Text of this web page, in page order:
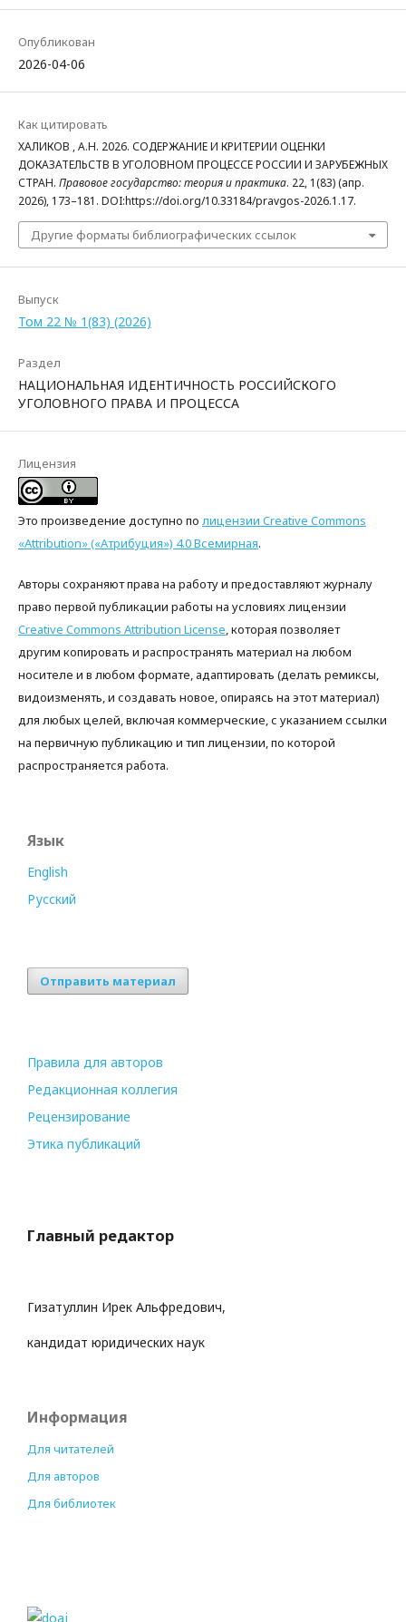
Опубликован
2026-04-06
Как цитировать
ХАЛИКОВ , А.Н. 2026. СОДЕРЖАНИЕ И КРИТЕРИИ ОЦЕНКИ
ДОКАЗАТЕЛЬСТВ В УГОЛОВНОМ ПРОЦЕССЕ РОССИИ И ЗАРУБЕЖНЫХ
СТРАН. Правовое государство: теория и практика. 22, 1(83) (апр.
2026), 173–181. DOI:https://doi.org/10.33184/pravgos-2026.1.17.
Другие форматы библиографических ссылок
Выпуск
Том 22 № 1(83) (2026)
Раздел
НАЦИОНАЛЬНАЯ ИДЕНТИЧНОСТЬ РОССИЙСКОГО
УГОЛОВНОГО ПРАВА И ПРОЦЕССА
Лицензия
Это произведение доступно по лицензии Creative Commons
«Attribution» («Атрибуция») 4.0 Всемирная.
Авторы сохраняют права на работу и предоставляют журналу
право первой публикации работы на условиях лицензии
Creative Commons Attribution License, которая позволяет
другим копировать и распространять материал на любом
носителе и в любом формате, адаптировать (делать ремиксы,
видоизменять, и создавать новое, опираясь на этот материал)
для любых целей, включая коммерческие, с указанием ссылки
на первичную публикацию и тип лицензии, по которой
распространяется работа.
Язык
English
Русский
Отправить материал
Правила для авторов
Редакционная коллегия
Рецензирование
Этика публикаций
Главный редактор
Гизатуллин Ирек Альфредович,
кандидат юридических наук
Информация
Для читателей
Для авторов
Для библиотек